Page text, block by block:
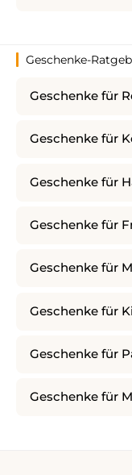
Geschenke-
Geschenke für
Geschenke für
Geschenke für
Geschenke für
Geschenke für
Geschenke für
Geschenke für
Geschenke für